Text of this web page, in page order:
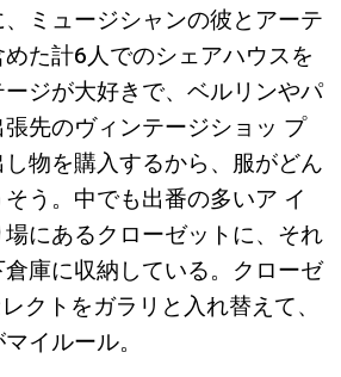
ミュージシャンの彼とアーテ
た計6人でのシェアハウスを
ジが大好きで、ベルリンやパ
先のヴィンテージショッ プ
物を購入するから、服がどん
う。中でも出番の多いア イ
にあるクローゼットに、それ
庫に収納している。クローゼ
クトをガラリと入れ替えて、
イルール。